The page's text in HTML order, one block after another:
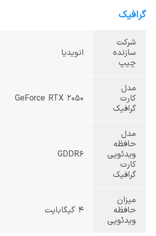
گرافیک
شرکت
سازنده
چیپ
انویدیا
مدل
کارت
گرافیک
GeForce RTX 2050
مدل
حافظه
ویدئویی
کارت
گرافیک
GDDR6
میزان
حافظه
ویدئویی
4 گیگابایت